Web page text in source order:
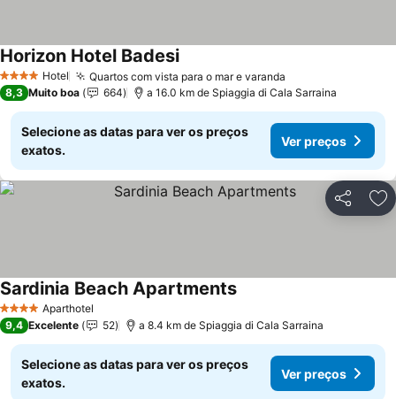
4 EstrelasHotel Quartos com vista para o mar e varanda
Horizon Hotel Badesi
8,3 Muito boa 664 a 16.0 km de Spiaggia di Cala Sarraina
Selecione as datas para ver os preços
exatos.
Ver preços
Partilhar
4 EstrelasAparthotel
Sardinia Beach Apartments
9,4 Excelente 52 a 8.4 km de Spiaggia di Cala Sarraina
Selecione as datas para ver os preços
exatos.
Ver preços